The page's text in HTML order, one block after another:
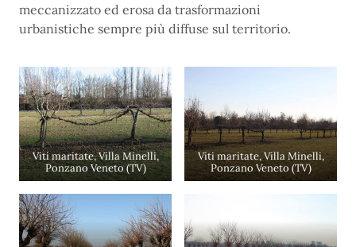
meccanizzato ed erosa da trasformazioni
urbanistiche sempre più diffuse sul territorio.
Viti maritate, Villa Minelli,
Ponzano Veneto (TV)
Viti maritate, Villa Minelli,
Ponzano Veneto (TV)